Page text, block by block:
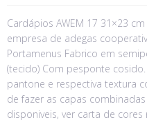
Cardápios AWEM 17 31×23
empresa de adegas
Portamenus Fabrico em
(tecido) Com pesponte
pantone e respectiva textura
de fazer as capas
disponiveis, ver carta de